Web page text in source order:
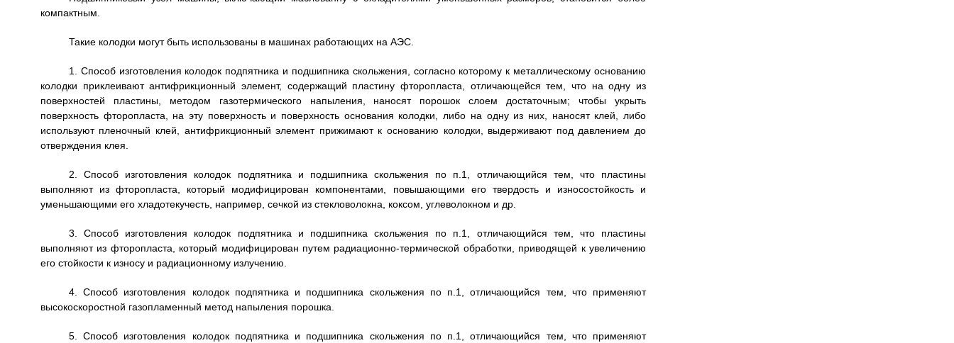
компактным.
Такие колодки могут быть использованы в машинах работающих на АЭС.
1. Способ изготовления колодок подпятника и подшипника скольжения, согласно которому к металлическому основанию
колодки приклеивают антифрикционный элемент, содержащий пластину фторопласта, отличающейся тем, что на одну из
поверхностей пластины, методом газотермического напыления, наносят порошок слоем достаточным; чтобы укрыть
поверхность фторопласта, на эту поверхность и поверхность основания колодки, либо на одну из них, наносят клей, либо
используют пленочный клей, антифрикционный элемент прижимают к основанию колодки, выдерживают под давлением до
отверждения клея.
2. Способ изготовления колодок подпятника и подшипника скольжения по п.1, отличающийся тем, что пластины
выполняют из фторопласта, который модифицирован компонентами, повышающими его твердость и износостойкость и
уменьшающими его хладотекучесть, например, сечкой из стекловолокна, коксом, углеволокном и др.
3. Способ изготовления колодок подпятника и подшипника скольжения по п.1, отличающийся тем, что пластины
выполняют из фторопласта, который модифицирован путем радиационно-термической обработки, приводящей к увеличению
его стойкости к износу и радиационному излучению.
4. Способ изготовления колодок подпятника и подшипника скольжения по п.1, отличающийся тем, что применяют
высокоскоростной газопламенный метод напыления порошка.
5. Способ изготовления колодок подпятника и подшипника скольжения по п.1, отличающийся тем, что применяют